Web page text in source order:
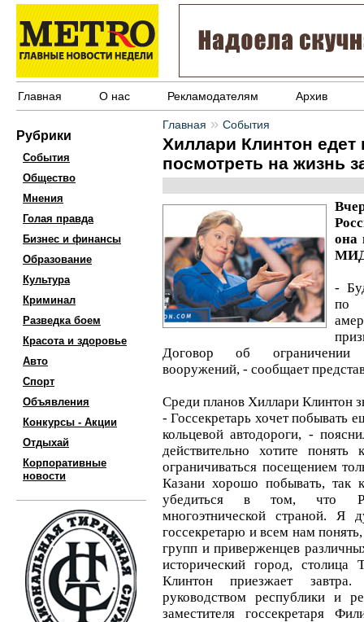
Главная О нас Рекламодателям Архив
Рубрики
События
Общество
Мнения
Голая правда
Бизнес и финансы
Образование
Культура
Криминал
Разведка боем
Красота и здоровье
Авто
Спорт
Объявления
Конкурсы - Акции
Отдыхай
Корпоративные
новости
Главная » События
Хиллари Клинтон едет
посмотреть на жизнь
она
МИД
-
по
Договор об ограничении
вооружений, - сообщает
Среди планов Хиллари Клинтон
- Госсекретарь хочет побывать
кольцевой автодороги, -
действительно хотите
ограничиваться посещением
Казани хорошо побывать, так
убедиться в том, что
многоэтнической страной. Я
госсекретарю и всем нам
групп и приверженцев
исторический город,
Клинтон приезжает
руководством республики и
заместителя госсекретаря